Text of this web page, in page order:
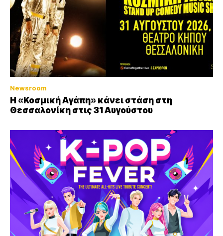
Newsroom
Η «Κοσμική Αγάπη» κάνει στάση στη
Θεσσαλονίκη στις 31 Αυγούστου